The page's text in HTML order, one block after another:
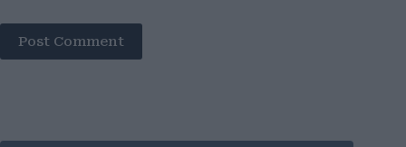
Post Comment